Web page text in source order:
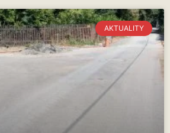
AKTUALITY